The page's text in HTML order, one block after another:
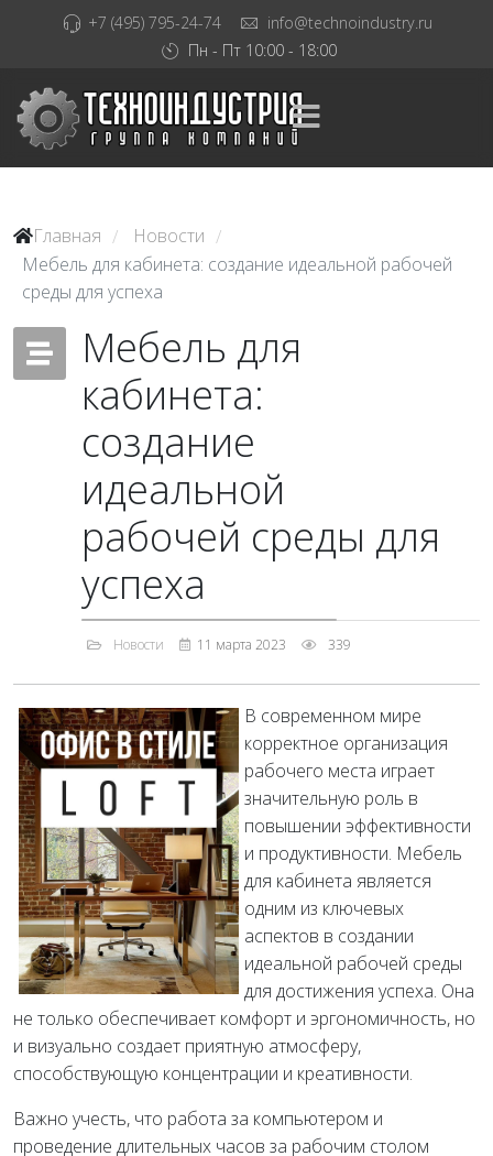
+7 (495) 795-24-74
info@technoindustry.ru
Пн - Пт 10:00 - 18:00
Главная / Новости /
Мебель для кабинета: создание идеальной рабочей
среды для успеха
Мебель для
кабинета:
создание
идеальной
рабочей среды для
успеха
Новости 11 марта 2023 339
В современном мире
корректное организация
рабочего места играет
значительную роль в
повышении эффективности
и продуктивности. Мебель
для кабинета является
одним из ключевых
аспектов в создании
идеальной рабочей среды
для достижения успеха. Она
не только обеспечивает комфорт и эргономичность, но
и визуально создает приятную атмосферу,
способствующую концентрации и креативности.
Важно учесть, что работа за компьютером и
проведение длительных часов за рабочим столом